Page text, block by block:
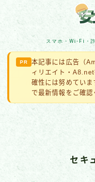
スマホ・Wi-Fi・
MENU
詐欺対策
住宅防犯
アカウント保護
ネット脅威・最新ニュ
PR
本記事には広告（
ィリエイト・
確性には努めてい
で最新情報をご確認
セキ